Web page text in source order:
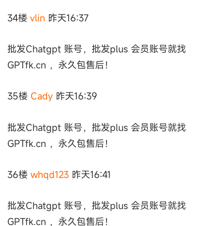
34楼 vlin 昨天16:37
批发Chatgpt 账号，批发plus 会员账号就找
GPTfk.cn ，永久包售后！
35楼 Cady 昨天16:39
批发Chatgpt 账号，批发plus 会员账号就找
GPTfk.cn ，永久包售后！
36楼 whqd123 昨天16:41
批发Chatgpt 账号，批发plus 会员账号就找
GPTfk.cn ，永久包售后！